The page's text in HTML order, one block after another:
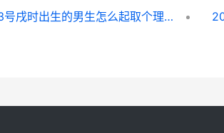
2025年9月3号戌时出生的男生怎么起取个理想的名字与五行属性 2025年9月3号是阴历的几月初几